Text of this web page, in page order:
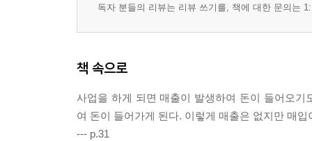
독자 분들의 리뷰는 리뷰 쓰기를, 책에 대한 문의는
책 속으로
사업을 하게 되면 매출이 발생하여 돈이 들어오
여 돈이 들어가게 된다. 이렇게 매출은 없지만 매
--- p.31